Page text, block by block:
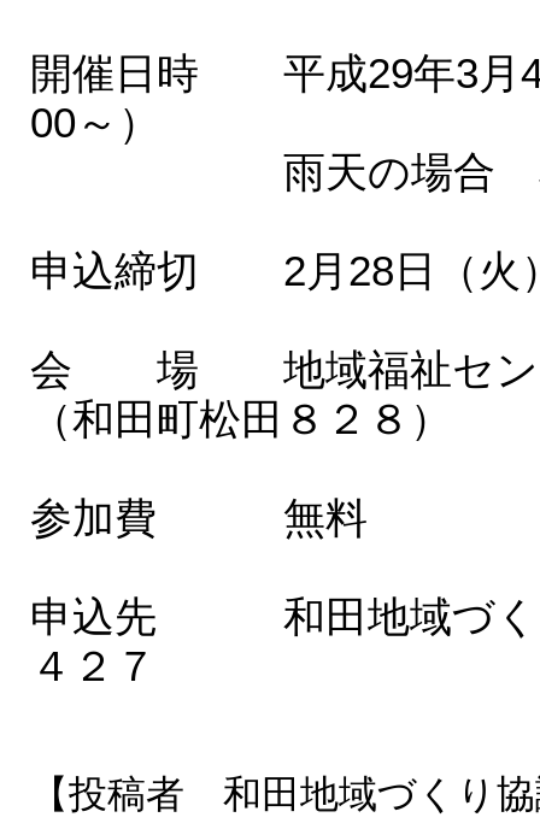
開催日時 平成29年3月4
00～）
雨天の場合 5日
申込締切 2月28日（火
会 場 地域福祉セン
（和田町松田８２８）
参加費 無料
申込先 和田地域づく
４２７
【投稿者 和田地域づくり